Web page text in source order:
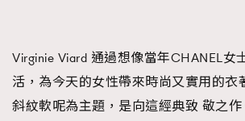
Virginie Viard 通過想像當年CHANEL女
活，為今天的女性帶來時尚又實用的衣
斜紋軟呢為主題，是向這經典致 敬之